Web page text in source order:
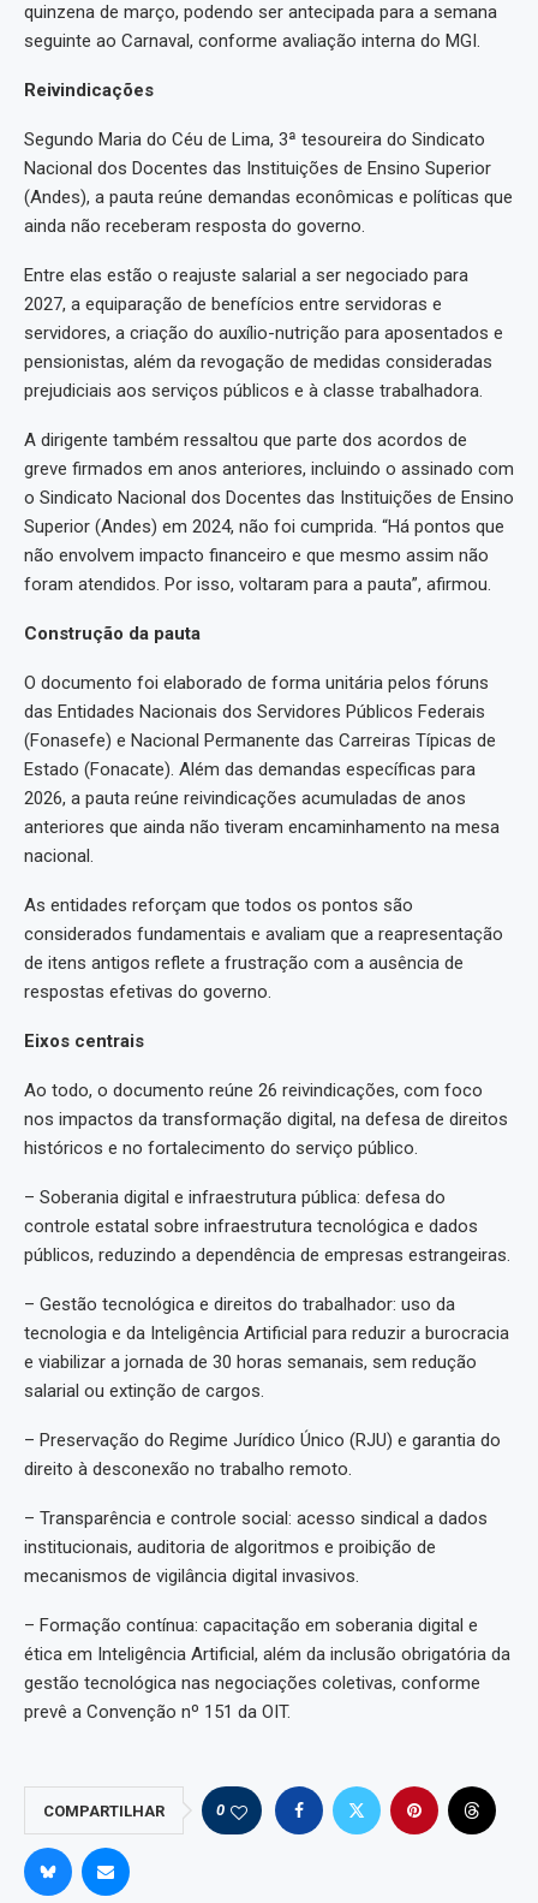
quinzena de março, podendo ser antecipada para a semana
seguinte ao Carnaval, conforme avaliação interna do MGI.
Reivindicações
Segundo Maria do Céu de Lima, 3ª tesoureira do Sindicato
Nacional dos Docentes das Instituições de Ensino Superior
(Andes), a pauta reúne demandas econômicas e políticas que
ainda não receberam resposta do governo.
Entre elas estão o reajuste salarial a ser negociado para
2027, a equiparação de benefícios entre servidoras e
servidores, a criação do auxílio-nutrição para aposentados e
pensionistas, além da revogação de medidas consideradas
prejudiciais aos serviços públicos e à classe trabalhadora.
A dirigente também ressaltou que parte dos acordos de
greve firmados em anos anteriores, incluindo o assinado com
o Sindicato Nacional dos Docentes das Instituições de Ensino
Superior (Andes) em 2024, não foi cumprida. “Há pontos que
não envolvem impacto financeiro e que mesmo assim não
foram atendidos. Por isso, voltaram para a pauta”, afirmou.
Construção da pauta
O documento foi elaborado de forma unitária pelos fóruns
das Entidades Nacionais dos Servidores Públicos Federais
(Fonasefe) e Nacional Permanente das Carreiras Típicas de
Estado (Fonacate). Além das demandas específicas para
2026, a pauta reúne reivindicações acumuladas de anos
anteriores que ainda não tiveram encaminhamento na mesa
nacional.
As entidades reforçam que todos os pontos são
considerados fundamentais e avaliam que a reapresentação
de itens antigos reflete a frustração com a ausência de
respostas efetivas do governo.
Eixos centrais
Ao todo, o documento reúne 26 reivindicações, com foco
nos impactos da transformação digital, na defesa de direitos
históricos e no fortalecimento do serviço público.
– Soberania digital e infraestrutura pública: defesa do
controle estatal sobre infraestrutura tecnológica e dados
públicos, reduzindo a dependência de empresas estrangeiras.
– Gestão tecnológica e direitos do trabalhador: uso da
tecnologia e da Inteligência Artificial para reduzir a burocracia
e viabilizar a jornada de 30 horas semanais, sem redução
salarial ou extinção de cargos.
– Preservação do Regime Jurídico Único (RJU) e garantia do
direito à desconexão no trabalho remoto.
– Transparência e controle social: acesso sindical a dados
institucionais, auditoria de algoritmos e proibição de
mecanismos de vigilância digital invasivos.
– Formação contínua: capacitação em soberania digital e
ética em Inteligência Artificial, além da inclusão obrigatória da
gestão tecnológica nas negociações coletivas, conforme
prevê a Convenção nº 151 da OIT.
COMPARTILHAR 0